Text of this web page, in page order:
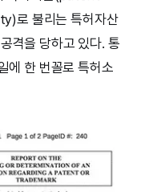
로 불리는 특허자산
격을 당하고 있다. 통
에 한 번꼴로 특허소